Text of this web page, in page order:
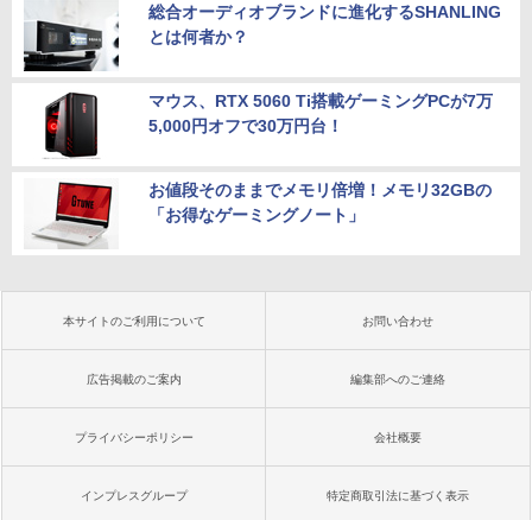
総合オーディオブランドに進化するSHANLING
とは何者か？
マウス、RTX 5060 Ti搭載ゲーミングPCが7万
5,000円オフで30万円台！
お値段そのままでメモリ倍増！メモリ32GBの
「お得なゲーミングノート」
本サイトのご利用について お問い合わせ
広告掲載のご案内 編集部へのご連絡
プライバシーポリシー 会社概要
インプレスグループ 特定商取引法に基づく表示